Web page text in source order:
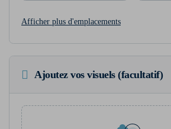
Afficher plus d'emplacements
Ajoutez vos visuels (facultatif)